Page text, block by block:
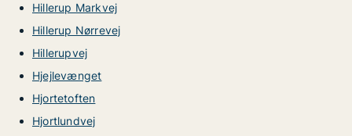
Hillerup Markvej
Hillerup Nørrevej
Hillerupvej
Hjejlevænget
Hjortetoften
Hjortlundvej